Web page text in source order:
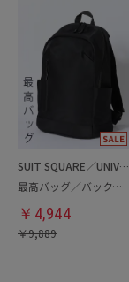
SUIT SQUARE／UNIVERSAL LANGUAGE
最高バッグ／バックパック
￥ 4,944
￥9,889